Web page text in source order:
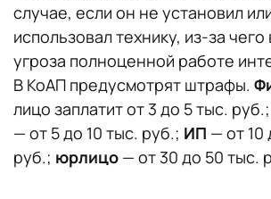
случае, если он не установил
использовал технику, из-за чего
угроза полноценной работе
В КоАП предусмотрят штрафы.
лицо заплатит от 3 до 5 тыс. руб.;
— от 5 до 10 тыс. руб.; ИП — от 10
руб.; юрлицо — от 30 до 50 тыс.